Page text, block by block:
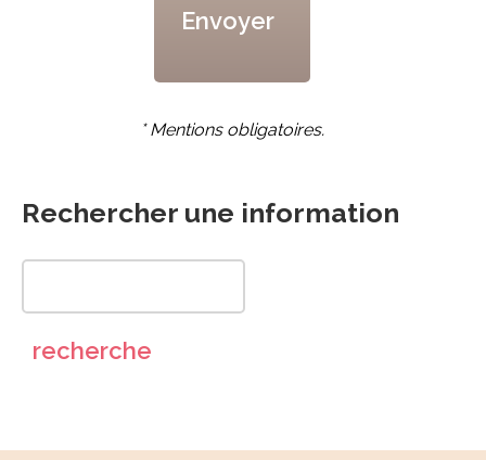
* Mentions obligatoires.
Rechercher une information